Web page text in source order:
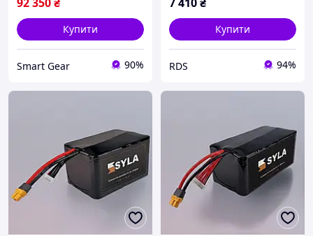
Купити
Smart Gear 90%
Купити
RDS 94%